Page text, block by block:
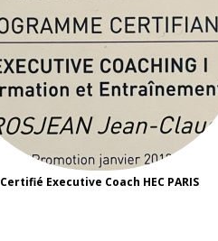
Certifié Executive Coach HEC PARIS